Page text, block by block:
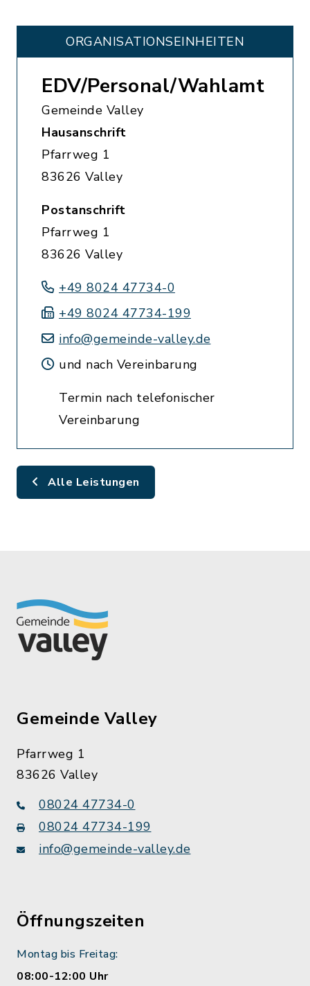
ORGANISATIONS­EINHEITEN
EDV/Personal/Wahlamt
Gemeinde Valley
Hausanschrift
Pfarrweg 1
83626 Valley
Postanschrift
Pfarrweg 1
83626 Valley
+49 8024 47734-0
+49 8024 47734-199
info@gemeinde-valley.de
und nach Vereinbarung
Termin nach telefonischer
Vereinbarung
Alle Leistungen
Gemeinde Valley
Pfarrweg 1
83626 Valley
08024 47734-0
08024 47734-199
info@gemeinde-valley.de
Öffnungszeiten
Montag bis Freitag:
08:00-12:00 Uhr